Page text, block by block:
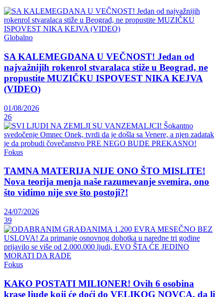
Globalno
SA KALEMEGDANA U VEČNOST! Jedan od
najvažnijih rokenrol stvaralaca stiže u Beograd, ne
propustite MUZIČKU ISPOVEST NIKA KEJVA
(VIDEO)
01/08/2026
26
Fokus
TAMNA MATERIJA NIJE ONO ŠTO MISLITE!
Nova teorija menja naše razumevanje svemira, ono
što vidimo nije sve što postoji?!
24/07/2026
39
Fokus
KAKO POSTATI MILIONER! Ovih 6 osobina
krase ljude koji će doći do VELIKOG NOVCA, da li